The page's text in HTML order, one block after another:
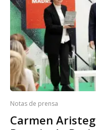
Notas de prensa
Carmen